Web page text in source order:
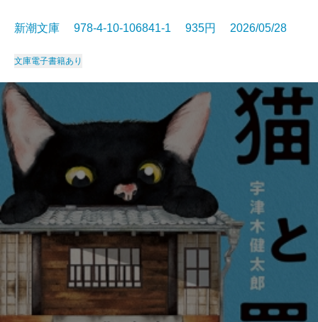
新潮文庫 978-4-10-106841-1 935円 2026/05/28
文庫電子書籍あり